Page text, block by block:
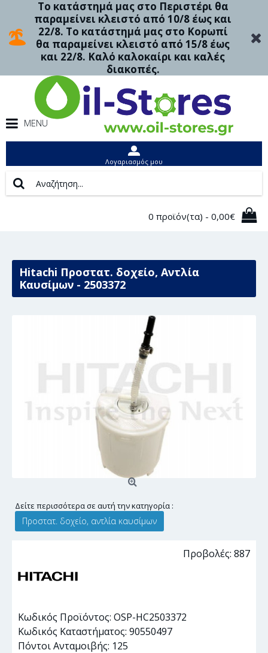
Το κατάστημά μας στο Περιστέρι θα
παραμείνει κλειστό από 10/8 έως και
22/8. Το κατάστημά μας στο Κορωπί
θα παραμείνει κλειστό από 15/8 έως
και 22/8. Καλό καλοκαίρι και καλές
διακοπές.
MENU
Λογαριασμός μου
0 προϊόν(τα) - 0,00€
Hitachi Προστατ. δοχείο, Αντλία
Καυσίμων - 2503372
Δείτε περισσότερα σε αυτή την κατηγορία :
Προστατ. δοχείο, αντλία καυσίμων
Προβολές: 887
Κωδικός Προϊόντος: OSP-HC2503372
Κωδικός Καταστήματος: 90550497
Πόντοι Ανταμοιβής: 125